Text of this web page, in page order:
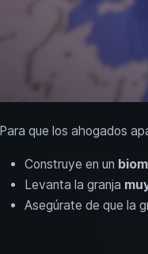
Para que los ahogados
Construye en un
Levanta la granja
Asegúrate de que la